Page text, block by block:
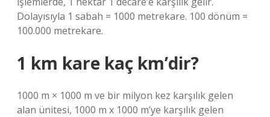
Dolayısıyla 1 sabah = 1000 metrekare. 100 dönüm =
100.000 metrekare.
1 km kare kaç km’dir?
1000 m × 1000 m ve bir milyon kez karşılık gelen
alan ünitesi, 1000 m x 1000 m’ye karşılık gelen